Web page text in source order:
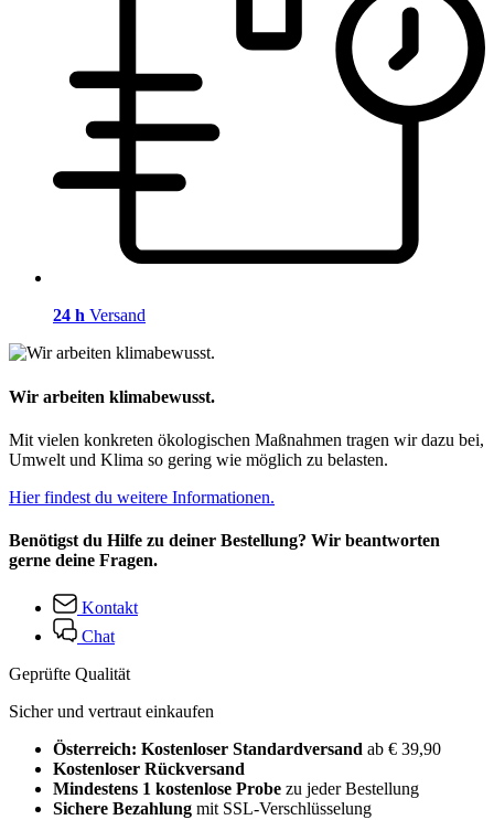
24 h Versand
Wir arbeiten klimabewusst.
Mit vielen konkreten ökologischen Maßnahmen tragen wir dazu bei,
Umwelt und Klima so gering wie möglich zu belasten.
Hier findest du weitere Informationen.
Benötigst du Hilfe zu deiner Bestellung? Wir beantworten
gerne deine Fragen.
Kontakt
Chat
Geprüfte Qualität
Sicher und vertraut einkaufen
Österreich: Kostenloser Standardversand ab € 39,90
Kostenloser Rückversand
Mindestens 1 kostenlose Probe zu jeder Bestellung
Sichere Bezahlung mit SSL-Verschlüsselung